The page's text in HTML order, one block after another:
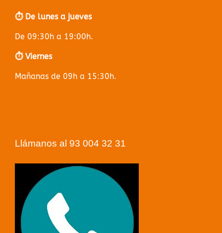
⏱️ De lunes a jueves
De 09:30h a 19:00h.
⏱️ Viernes
Mañanas de 09h a 15:30h.
Llámanos al 93 004 32 31